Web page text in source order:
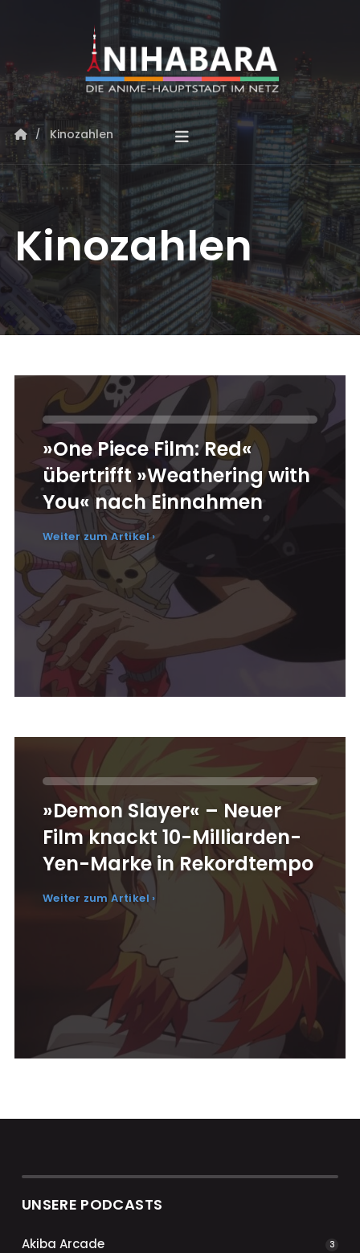
Kinozahlen
Kinozahlen
»One Piece Film: Red«
übertrifft »Weathering with
You« nach Einnahmen
Weiter zum Artikel ›
»Demon Slayer« – Neuer
Film knackt 10-Milliarden-
Yen-Marke in Rekordtempo
Weiter zum Artikel ›
UNSERE PODCASTS
Akiba Arcade 3